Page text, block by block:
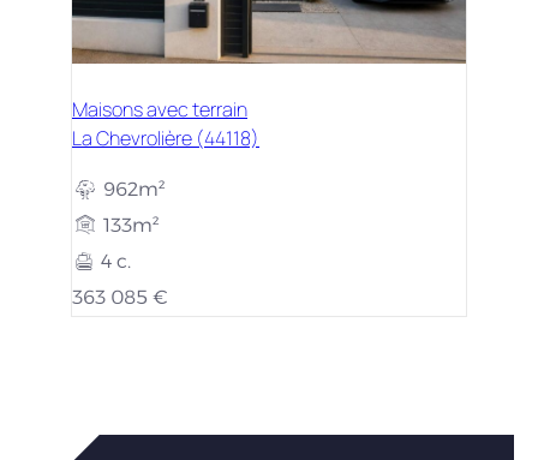
Maisons avec terrain
La Chevrolière (44118)
962m²
133m²
4 c.
363 085 €